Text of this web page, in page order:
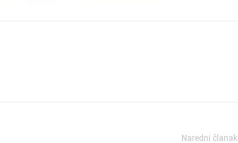
Naredni članak